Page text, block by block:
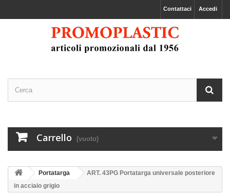
Accedi
Contattaci
Carrello (vuoto)
Portatarga
ART. 43PG Portatarga universale posteriore
in acciaio grigio